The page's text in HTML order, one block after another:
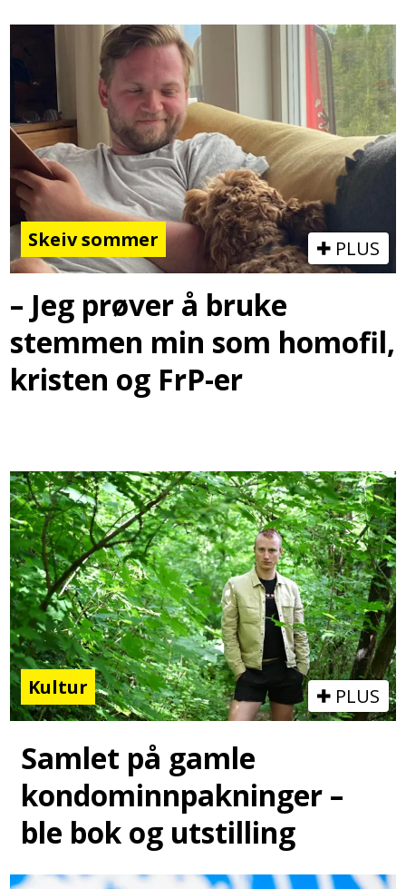
Skeiv sommer PLUS
– Jeg prøver å bruke
stemmen min som homofil,
kristen og FrP-er
Kultur PLUS
Samlet på gamle
kondominnpakninger –
ble bok og utstilling